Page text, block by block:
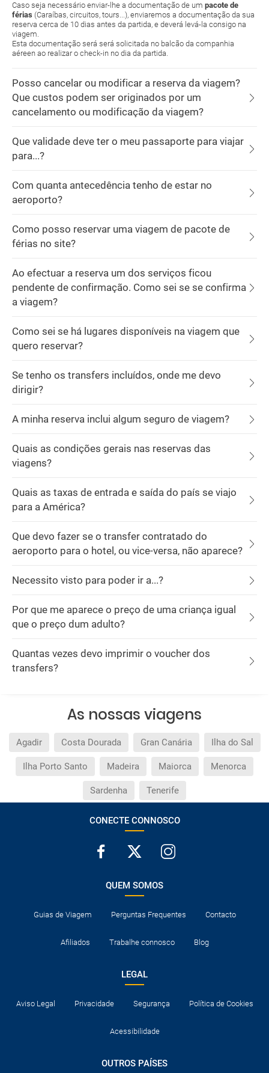
Caso seja necessário enviar-lhe a documentação de um pacote de
férias (Caraíbas, circuitos, tours...), enviaremos a documentação da sua
reserva cerca de 10 dias antes da partida, e deverá levá-la consigo na
viagem.
Esta documentação será será solicitada no balcão da companhia
aéreen ao realizar o check-in no dia da partida.
Posso cancelar ou modificar a reserva da viagem?
Que custos podem ser originados por um
cancelamento ou modificação da viagem?
Que validade deve ter o meu passaporte para viajar
para...?
Com quanta antecedência tenho de estar no
aeroporto?
Como posso reservar uma viagem de pacote de
férias no site?
Ao efectuar a reserva um dos serviços ficou
pendente de confirmação. Como sei se se confirma
a viagem?
Como sei se há lugares disponíveis na viagem que
quero reservar?
Se tenho os transfers incluídos, onde me devo
dirigir?
A minha reserva inclui algum seguro de viagem?
Quais as condições gerais nas reservas das
viagens?
Quais as taxas de entrada e saída do país se viajo
para a América?
Que devo fazer se o transfer contratado do
aeroporto para o hotel, ou vice-versa, não aparece?
Necessito visto para poder ir a...?
Por que me aparece o preço de uma criança igual
que o preço dum adulto?
Quantas vezes devo imprimir o voucher dos
transfers?
As nossas viagens
Agadir Costa Dourada Gran Canária Ilha do Sal
Ilha Porto Santo Madeira Maiorca Menorca
Sardenha Tenerife
CONECTE CONNOSCO
QUEM SOMOS
Guias de Viagem Perguntas Frequentes Contacto
Afiliados Trabalhe connosco Blog
LEGAL
Aviso Legal Privacidade Segurança Política de Cookies
Acessibilidade
OUTROS PAÍSES